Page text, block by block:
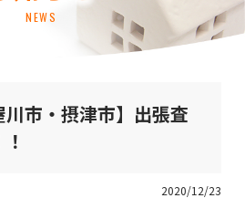
NEWS
川市・摂津市】出張査
2020/12/23